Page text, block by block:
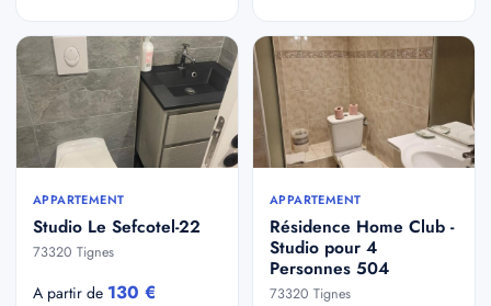
APPARTEMENT
Studio Le Sefcotel-22
73320 Tignes
A partir de 130 €
APPARTEMENT
Résidence Home Club -
Studio pour 4
Personnes 504
73320 Tignes